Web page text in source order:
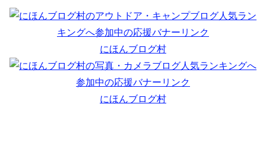
にほんブログ村
にほんブログ村